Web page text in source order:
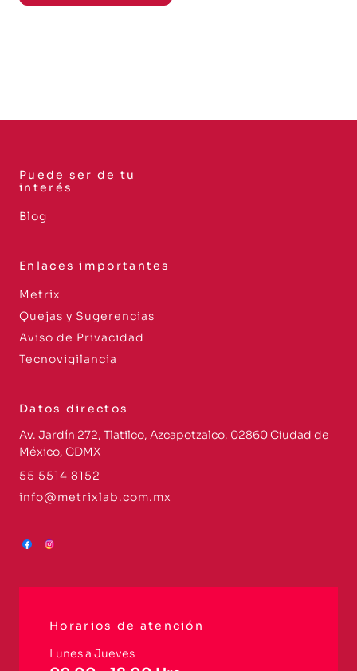
Puede ser de tu
interés
Blog
Enlaces importantes
Metrix
Quejas y Sugerencias
Aviso de Privacidad
Tecnovigilancia
Datos directos
Av. Jardín 272, Tlatilco, Azcapotzalco, 02860 Ciudad de
México, CDMX
55 5514 8152
info@metrixlab.com.mx
Horarios de atención
Lunes a Jueves